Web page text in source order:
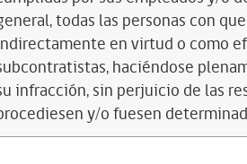
todas las personas con
en virtud o como
haciéndose
infracción, sin perjuicio de las
y/o fuesen